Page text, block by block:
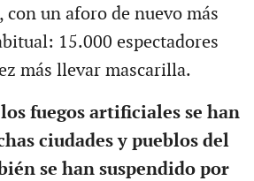
un aforo de nuevo más
15.000 espectadores
más llevar mascarilla.
fuegos artificiales se han
ciudades y pueblos del
se han suspendido por